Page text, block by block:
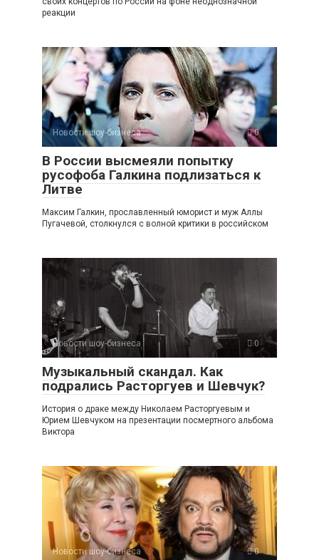
реакции
Новости шоу-бизнеса 0
В России высмеяли попытку
русофоба Галкина подлизаться к
Литве
Максим Галкин, прославленный юморист и муж Аллы
Пугачевой, столкнулся с волной критики в российском
Новости шоу-бизнеса 0
Музыкальный скандал. Как
подрались Расторгуев и Шевчук?
История о драке между Николаем Расторгуевым и
Юрием Шевчуком на презентации посмертного альбома
Виктора
Новости шоу-бизнеса 0